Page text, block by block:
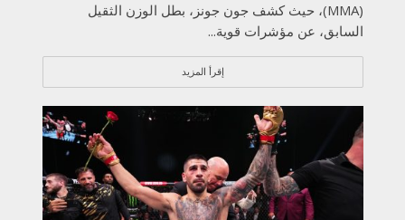
(MMA)، حيث كشف جون جونز، بطل الوزن الثقيل
السابق، عن مؤشرات قوية...
إقرأ المزيد